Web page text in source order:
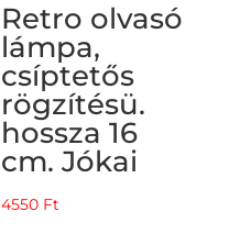
Retro olvasó
lámpa,
csíptetős
rögzítésü.
hossza 16
cm. Jókai
4550 Ft